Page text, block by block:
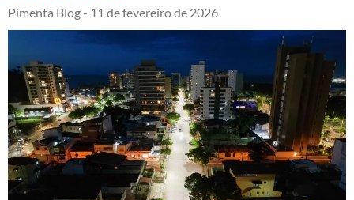
Pimenta Blog - 11 de fevereiro de 2026